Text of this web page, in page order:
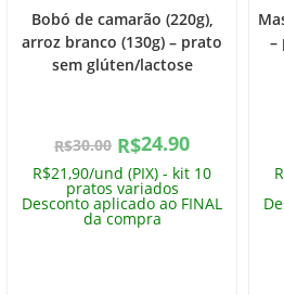
Bobó de camarão (220g),
arroz branco (130g) – prato
sem glúten/lactose
R$30.00 R$24.90
R$21,90/und (PIX) - kit 10
pratos variados
Desconto aplicado ao FINAL
da compra
–